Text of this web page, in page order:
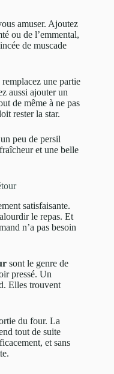
amuser. Ajoutez
ou de l’emmental,
de muscade
une partie
aussi ajouter un
de même à ne pas
rester la star.
peu de persil
et une belle
satisfaisante.
le repas. Et
n’a pas besoin
sont le genre de
pressé. Un
Elles trouvent
du four. La
tout de suite
et sans